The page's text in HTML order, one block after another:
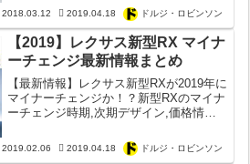
エスクード。果たして新型エスクードは
どんな変化を遂げるのか？ (adsbygoogle
...
2018.03.12 2019.04.18 ドルジ・ロビンソン
【2019】レクサス新型RX マイナ
ーチェンジ最新情報まとめ
【最新情報】レクサス新型RXが2019年に
マイナーチェンジか！？新型RXのマイナ
ーチェンジ時期,次期デザイン,価格情報,
型RXのフルマイナーチェンジを待ちわび
てる方は要チェックな最新情報！
2019.02.06 2019.04.18 ドルジ・ロビンソン